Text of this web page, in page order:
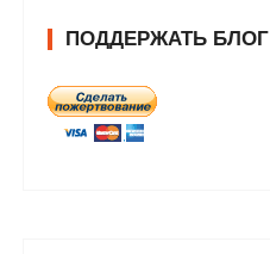
ПОДДЕРЖАТЬ БЛОГ